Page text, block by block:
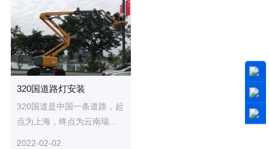
320国道路灯安装
320国道是中国一条道路，起
点为上海，终点为云南瑞丽
2022-02-02